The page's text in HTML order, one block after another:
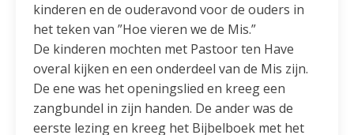
kinderen en de ouderavond voor de ouders in
het teken van ”Hoe vieren we de Mis.”
De kinderen mochten met Pastoor ten Have
overal kijken en een onderdeel van de Mis zijn.
De ene was het openingslied en kreeg een
zangbundel in zijn handen. De ander was de
eerste lezing en kreeg het Bijbelboek met het